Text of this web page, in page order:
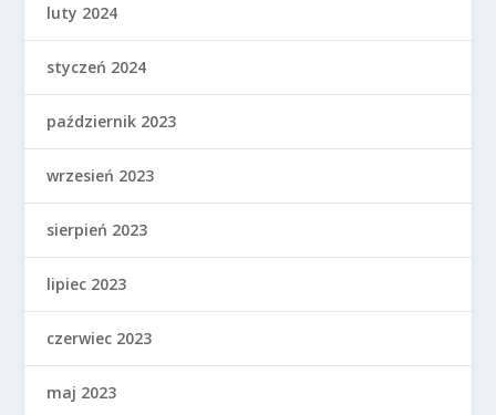
luty 2024
styczeń 2024
październik 2023
wrzesień 2023
sierpień 2023
lipiec 2023
czerwiec 2023
maj 2023